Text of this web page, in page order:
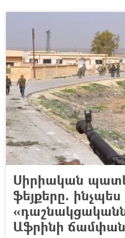
Սիրիական
ֆեյքերը. ինչպես
Աֆրինի ճամփան